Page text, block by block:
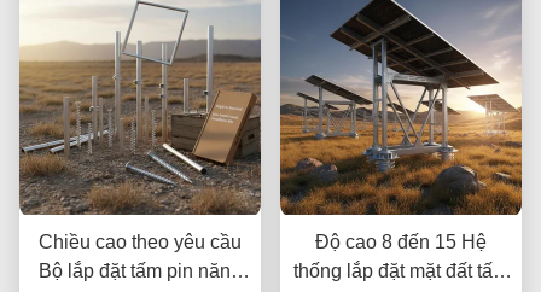
cao 8 đến 15 feet
Chiều cao theo yêu cầu
Bộ lắp đặt tấm pin năng
Độ cao 8 đến 15 Hệ
thống lắp đặt mặt đất tấm